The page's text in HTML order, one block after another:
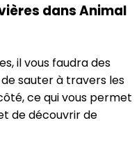
dans Animal
il vous faudra des
sauter à travers les
ce qui vous permet
de découvrir de